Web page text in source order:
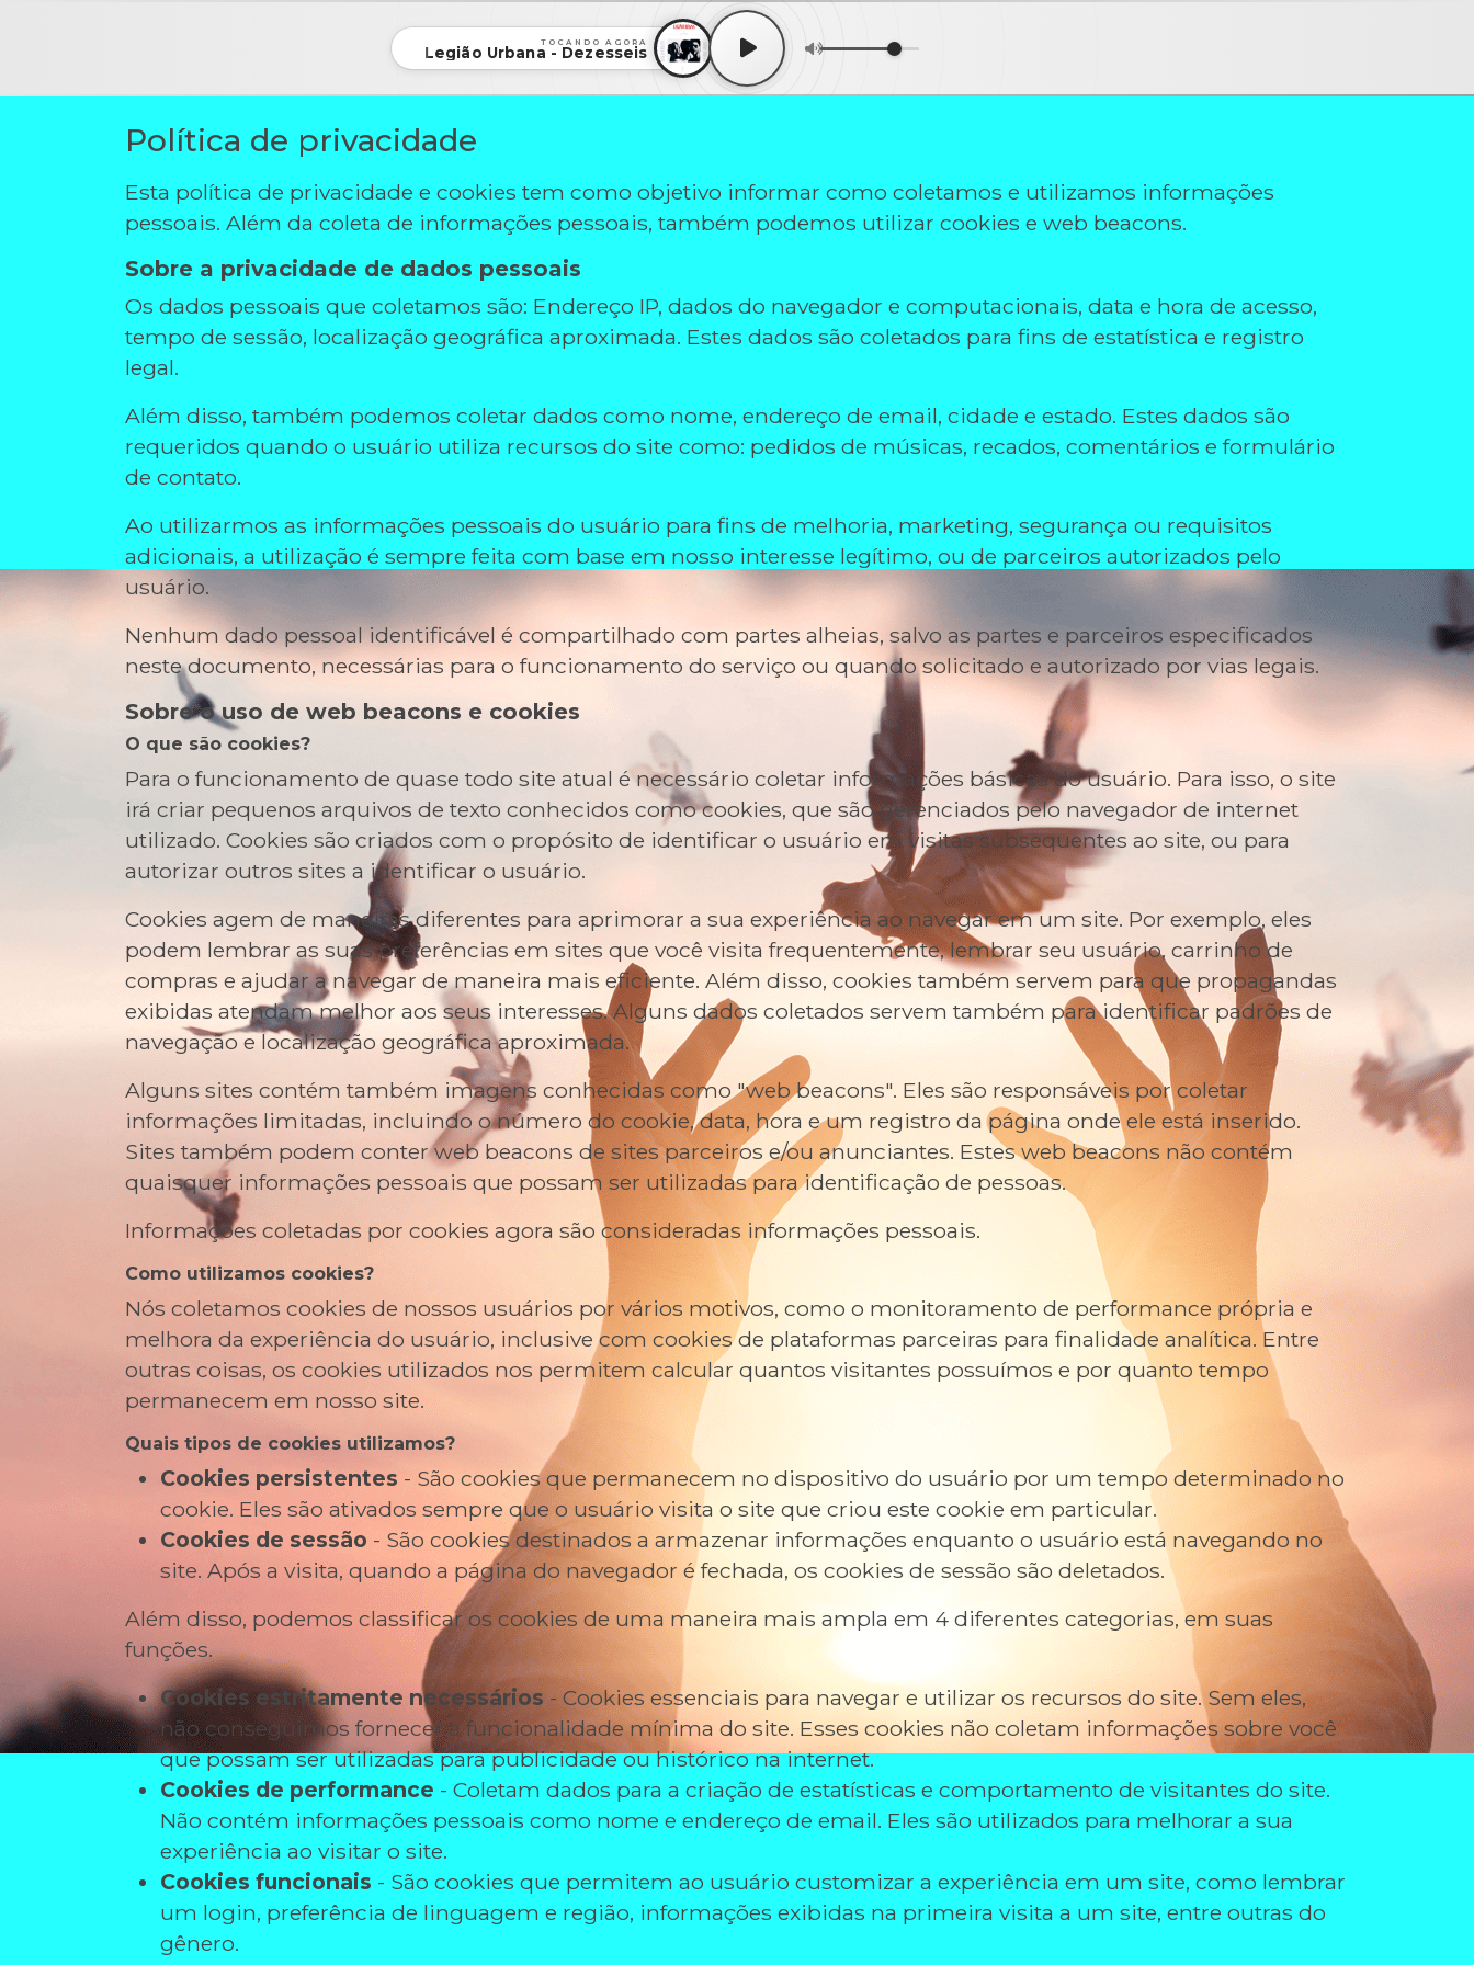
TOCANDO AGORA
Legião Urbana - Dezesseis
Política de privacidade
Esta política de privacidade e cookies tem como objetivo informar como coletamos e utilizamos informações
pessoais. Além da coleta de informações pessoais, também podemos utilizar cookies e web beacons.
Sobre a privacidade de dados pessoais
Os dados pessoais que coletamos são: Endereço IP, dados do navegador e computacionais, data e hora de acesso,
tempo de sessão, localização geográfica aproximada. Estes dados são coletados para fins de estatística e registro
legal.
Além disso, também podemos coletar dados como nome, endereço de email, cidade e estado. Estes dados são
requeridos quando o usuário utiliza recursos do site como: pedidos de músicas, recados, comentários e formulário
de contato.
Ao utilizarmos as informações pessoais do usuário para fins de melhoria, marketing, segurança ou requisitos
adicionais, a utilização é sempre feita com base em nosso interesse legítimo, ou de parceiros autorizados pelo
usuário.
Nenhum dado pessoal identificável é compartilhado com partes alheias, salvo as partes e parceiros especificados
neste documento, necessárias para o funcionamento do serviço ou quando solicitado e autorizado por vias legais.
Sobre o uso de web beacons e cookies
O que são cookies?
Para o funcionamento de quase todo site atual é necessário coletar informações básicas do usuário. Para isso, o site
irá criar pequenos arquivos de texto conhecidos como cookies, que são gerenciados pelo navegador de internet
utilizado. Cookies são criados com o propósito de identificar o usuário em visitas subsequentes ao site, ou para
autorizar outros sites a identificar o usuário.
Cookies agem de maneiras diferentes para aprimorar a sua experiência ao navegar em um site. Por exemplo, eles
podem lembrar as suas preferências em sites que você visita frequentemente, lembrar seu usuário, carrinho de
compras e ajudar a navegar de maneira mais eficiente. Além disso, cookies também servem para que propagandas
exibidas atendam melhor aos seus interesses. Alguns dados coletados servem também para identificar padrões de
navegação e localização geográfica aproximada.
Alguns sites contém também imagens conhecidas como "web beacons". Eles são responsáveis por coletar
informações limitadas, incluindo o número do cookie, data, hora e um registro da página onde ele está inserido.
Sites também podem conter web beacons de sites parceiros e/ou anunciantes. Estes web beacons não contém
quaisquer informações pessoais que possam ser utilizadas para identificação de pessoas.
Informações coletadas por cookies agora são consideradas informações pessoais.
Como utilizamos cookies?
Nós coletamos cookies de nossos usuários por vários motivos, como o monitoramento de performance própria e
melhora da experiência do usuário, inclusive com cookies de plataformas parceiras para finalidade analítica. Entre
outras coisas, os cookies utilizados nos permitem calcular quantos visitantes possuímos e por quanto tempo
permanecem em nosso site.
Quais tipos de cookies utilizamos?
Cookies persistentes - São cookies que permanecem no dispositivo do usuário por um tempo determinado no
cookie. Eles são ativados sempre que o usuário visita o site que criou este cookie em particular.
Cookies de sessão - São cookies destinados a armazenar informações enquanto o usuário está navegando no
site. Após a visita, quando a página do navegador é fechada, os cookies de sessão são deletados.
Além disso, podemos classificar os cookies de uma maneira mais ampla em 4 diferentes categorias, em suas
funções.
Cookies estritamente necessários - Cookies essenciais para navegar e utilizar os recursos do site. Sem eles,
não conseguimos fornecer a funcionalidade mínima do site. Esses cookies não coletam informações sobre você
que possam ser utilizadas para publicidade ou histórico na internet.
Cookies de performance - Coletam dados para a criação de estatísticas e comportamento de visitantes do site.
Não contém informações pessoais como nome e endereço de email. Eles são utilizados para melhorar a sua
experiência ao visitar o site.
Cookies funcionais - São cookies que permitem ao usuário customizar a experiência em um site, como lembrar
um login, preferência de linguagem e região, informações exibidas na primeira visita a um site, entre outras do
gênero.